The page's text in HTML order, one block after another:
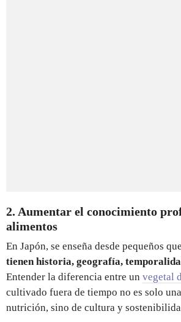
2. Aumentar el conocimiento
alimentos
En Japón, se enseña desde pequeños que
tienen historia, geografía,
Entender la diferencia entre un vegetal
cultivado fuera de tiempo no es solo
nutrición, sino de cultura y